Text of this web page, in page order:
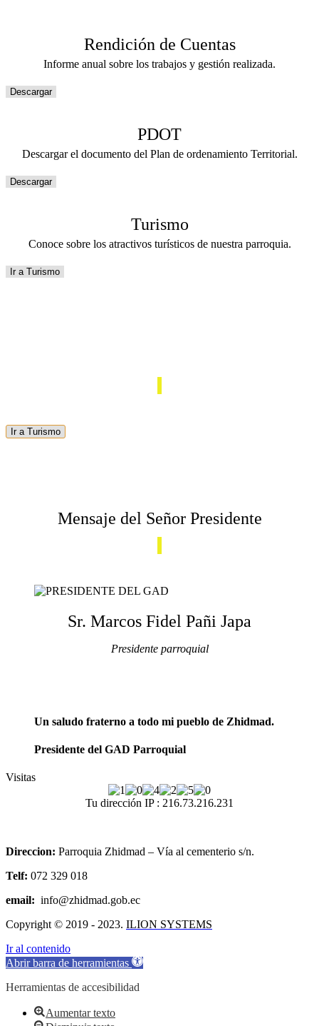
Rendición de Cuentas
Informe anual sobre los trabajos y gestión realizada.
Descargar
PDOT
Descargar el documento del Plan de ordenamiento Territorial.
Descargar
Turismo
Conoce sobre los atractivos turísticos de nuestra parroquia.
Ir a Turismo
Ir a Turismo
Mensaje del Señor Presidente
Sr. Marcos Fidel Pañi Japa
Presidente parroquial
Un saludo fraterno a todo mi pueblo de Zhidmad.
Presidente del GAD Parroquial
Visitas
Tu dirección IP : 216.73.216.231
Direccion: Parroquia Zhidmad – Vía al cementerio s/n.
Telf: 072 329 018
email: info@zhidmad.gob.ec
Copyright © 2019 - 2023. ILION SYSTEMS
Ir al contenido
Abrir barra de herramientas
Herramientas de accesibilidad
Aumentar texto